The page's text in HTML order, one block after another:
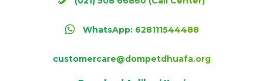
WhatsApp: 628111544488
customercare@dompetdhuafa.org